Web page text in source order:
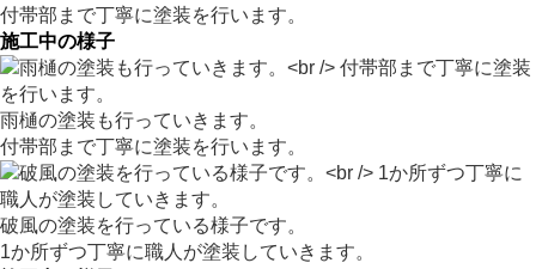
付帯部まで丁寧に塗装を行います。
施工中の様子
雨樋の塗装も行っていきます。
付帯部まで丁寧に塗装を行います。
破風の塗装を行っている様子です。
1か所ずつ丁寧に職人が塗装していきます。